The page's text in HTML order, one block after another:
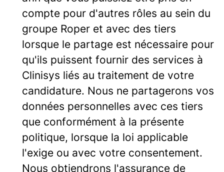
compte pour d'autres rôles au sein du
groupe Roper et avec des tiers
lorsque le partage est nécessaire pour
qu'ils puissent fournir des services à
Clinisys liés au traitement de votre
candidature. Nous ne partagerons vos
données personnelles avec ces tiers
que conformément à la présente
politique, lorsque la loi applicable
l'exige ou avec votre consentement.
Nous obtiendrons l'assurance de